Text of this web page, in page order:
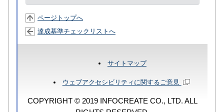
ページトップへ
達成基準チェックリストへ
サイトマップ
ウェブアクセシビリティに関するご意見
COPYRIGHT © 2019 INFOCREATE CO., LTD. ALL